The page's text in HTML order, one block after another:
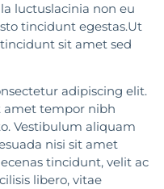
luctuslacinia non eu
tincidunt egestas.Ut
sit amet sed
adipiscing elit.
amet tempor nibh
Vestibulum aliquam
nisi sit amet
tincidunt, velit ac
libero, vitae